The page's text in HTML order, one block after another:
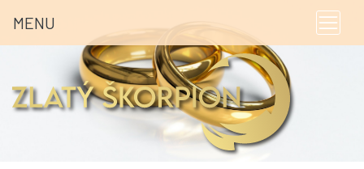
MENU